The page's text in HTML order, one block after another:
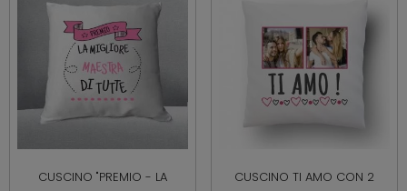
CUSCINO "PREMIO - LA
CUSCINO TI AMO CON 2